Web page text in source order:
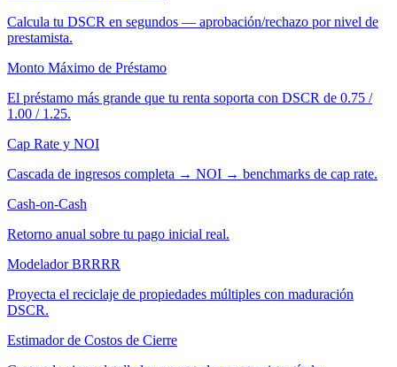
Calcula tu DSCR en segundos — aprobación/rechazo por nivel de
prestamista.
Monto Máximo de Préstamo
El préstamo más grande que tu renta soporta con DSCR de 0.75 /
1.00 / 1.25.
Cap Rate y NOI
Cascada de ingresos completa → NOI → benchmarks de cap rate.
Cash-on-Cash
Retorno anual sobre tu pago inicial real.
Modelador BRRRR
Proyecta el reciclaje de propiedades múltiples con maduración
DSCR.
Estimador de Costos de Cierre